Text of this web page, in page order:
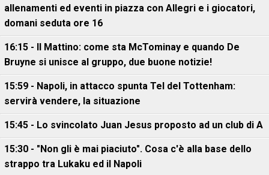
allenamenti ed eventi in piazza con Allegri e i giocatori,
domani seduta ore 16
16:15 - Il Mattino: come sta McTominay e quando De
Bruyne si unisce al gruppo, due buone notizie!
15:59 - Napoli, in attacco spunta Tel del Tottenham:
servirà vendere, la situazione
15:45 - Lo svincolato Juan Jesus proposto ad un club di A
15:30 - "Non gli è mai piaciuto". Cosa c'è alla base dello
strappo tra Lukaku ed il Napoli